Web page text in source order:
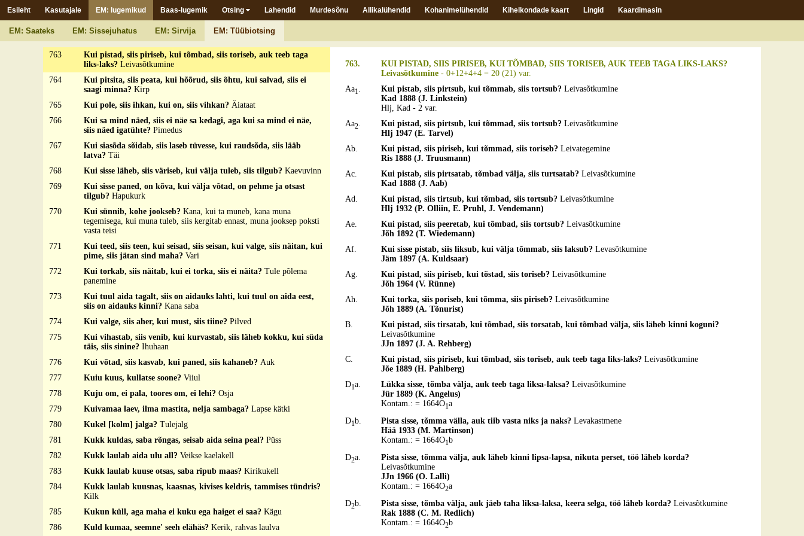
Esileht Kasutajale EM: lugemikud Baas-lugemik Otsing Lahendid Murdesõnu Allikalühendid Kohanimelühendid Kihelkondade kaart Lingid Kaardimasin
EM: Saateks EM: Sissejuhatus EM: Sirvija EM: Tüübiotsing
pikk
762
Kui pime, sis valge, kui valge, sis pime?
763
Kui pistad, siis piriseb, kui tõmbad, siis toriseb, auk teeb taga
liks-laks? Leivasõtkumine
764
Kui pitsita, siis peata, kui hõõrud, siis õhtu, kui salvad, siis ei
saagi minna? Kirp
765
Kui pole, siis ihkan, kui on, siis vihkan? Äiataat
766
Kui sa mind näed, siis ei näe sa kedagi, aga kui sa mind ei näe,
siis näed igatühte? Pimedus
767
Kui siasõda sõidab, siis laseb tüvesse, kui raudsõda, siis lääb
latva? Täi
768
Kui sisse läheb, siis väriseb, kui välja tuleb, siis tilgub? Kaevuvinn
769
Kui sisse paned, on kõva, kui välja võtad, on pehme ja otsast
tilgub? Hapukurk
770
Kui sünnib, kohe jookseb? Kana, kui ta muneb, kana muna
tegemisega, kui muna tuleb, siis kergitab ennast, muna jooksep poksti
vasta teisi
771
Kui teed, siis teen, kui seisad, siis seisan, kui valge, siis näitan, kui
pime, siis jätan sind maha? Vari
772
Kui torkab, siis näitab, kui ei torka, siis ei näita? Tule põlema
panemine
773
Kui tuul aida tagalt, siis on aidauks lahti, kui tuul on aida eest,
siis on aidauks kinni? Kana saba
774
Kui valge, siis aher, kui must, siis tiine? Pilved
775
Kui vihastab, siis venib, kui kurvastab, siis läheb kokku, kui süda
täis, siis sinine? Ihuhaan
776
Kui võtad, siis kasvab, kui paned, siis kahaneb? Auk
777
Kuiu kuus, kullatse soone? Viiul
778
Kuju om, ei pala, toores om, ei lehi? Osja
779
Kuivamaa laev, ilma mastita, nelja sambaga? Lapse kätki
780
Kukel [kolm] jalga? Tulejalg
781
Kukk kuldas, saba rõngas, seisab aida seina peal? Püss
782
Kukk laulab aida ulu all? Veikse kaelakell
783
Kukk laulab kuuse otsas, saba ripub maas? Kirikukell
784
Kukk laulab kuusnas, kaasnas, kivises keldris, tammises tündris?
Kilk
785
Kukun küll, aga maha ei kuku ega haiget ei saa? Kägu
786
Kuld kumaa, seemne' seeh elähäs? Kerik, rahvas laulva
763.
KUI PISTAD, SIIS PIRISEB, KUI TÕMBAD, SIIS TORISEB, AUK TEEB TAGA LIKS-LAKS?
Leivasõtkumine - 0+12+4+4 = 20 (21) var.
Aa1. Kui pistab, siis pirtsub, kui tõmmab, siis tortsub? Leivasõtkumine
Kad 1888 (J. Linkstein)
Hlj, Kad - 2 var.
Aa2. Kui pistad, siis pirtsub, kui tõmmad, siis tortsub? Leivasõtkumine
Hlj 1947 (E. Tarvel)
Ab.
Kui pistad, siis piriseb, kui tõmmad, siis toriseb? Leivategemine
Ris 1888 (J. Truusmann)
Ac.
Kui pistab, siis pirtsatab, tõmbad välja, siis turtsatab? Leivasõtkumine
Kad 1888 (J. Aab)
Ad.
Kui pistad, siis tirtsub, kui tõmbad, siis tortsub? Leivasõtkumine
Hlj 1932 (P. Olliin, E. Pruhl, J. Vendemann)
Ae.
Kui pistad, siis peeretab, kui tõmbad, siis tortsub? Leivasõtkumine
Jõh 1892 (T. Wiedemann)
Af.
Kui sisse pistab, siis liksub, kui välja tõmmab, siis laksub? Levasõtkumine
Jäm 1897 (A. Kuldsaar)
Ag.
Kui pistad, siis piriseb, kui tõstad, siis toriseb? Leivasõtkumine
Jõh 1964 (V. Rünne)
Ah.
Kui torka, siis poriseb, kui tõmma, siis piriseb? Leivasõtkumine
Jõh 1889 (A. Tõnurist)
B.
Kui pistad, siis tirsatab, kui tõmbad, siis torsatab, kui tõmbad välja, siis läheb kinni koguni?
Leivasõtkumine
JJn 1897 (J. A. Rehberg)
C.
Kui pistad, siis piriseb, kui tõmbad, siis toriseb, auk teeb taga liks-laks? Leivasõtkumine
Jõe 1889 (H. Pahlberg)
D1a. Lükka sisse, tõmba välja, auk teeb taga liksa-laksa? Leivasõtkumine
Jür 1889 (K. Angelus)
Kontam.: = 1664O1a
D1b. Pista sisse, tõmma välla, auk tiib vasta niks ja naks? Levakastmene
Hää 1933 (M. Martinson)
Kontam.: = 1664O1b
D2a.
Pista sisse, tõmma välja, auk läheb kinni lipsa-lapsa, nikuta perset, töö läheb korda?
Leivasõtkumine
JJn 1966 (O. Lalli)
Kontam.: = 1664O2a
D2b. Pista sisse, tõmba välja, auk jäeb taha liksa-laksa, keera selga, töö läheb korda? Leivasõtkumine
Rak 1888 (C. M. Redlich)
Kontam.: = 1664O2b